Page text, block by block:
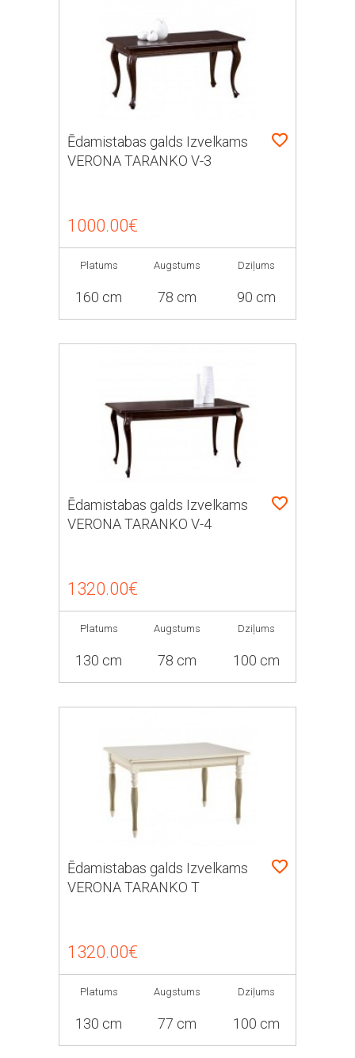
Ēdamistabas galds Izvelkams
VERONA TARANKO V-3
1000.00€
Platums
160 cm
Augstums
78 cm
Dziļums
90 cm
Ēdamistabas galds Izvelkams
VERONA TARANKO V-4
1320.00€
Platums
130 cm
Augstums
78 cm
Dziļums
100 cm
Ēdamistabas galds Izvelkams
VERONA TARANKO T
1320.00€
Platums
130 cm
Augstums
77 cm
Dziļums
100 cm